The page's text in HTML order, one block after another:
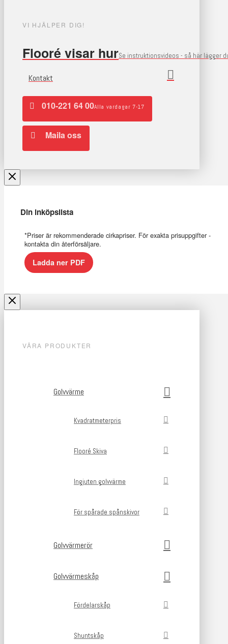
VI HJÄLPER DIG!
Flooré visar hurSe instruktionsvideos - så här lägger
Kontakt
010-221 64 00Alla vardagar 7-17
Maila oss
Din inköpslista
*Priser är rekommenderade cirkapriser. För exakta prisuppgifter -
kontakta din återförsäljare.
Ladda ner PDF
VÅRA PRODUKTER
Golvvärme
Kvadratmeterpris
Flooré Skiva
Ingjuten golvvärme
För spårade spånskivor
Golvvärmerör
Golvvärmeskåp
Fördelarskåp
Shuntskåp